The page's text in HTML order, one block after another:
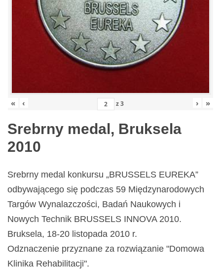
« ‹ z3 › »
Srebrny medal, Bruksela
2010
Srebrny medal konkursu „BRUSSELS EUREKA”
odbywającego się podczas 59 Międzynarodowych
Targów Wynalazczości, Badań Naukowych i
Nowych Technik BRUSSELS INNOVA 2010.
Bruksela, 18-20 listopada 2010 r.
Odznaczenie przyznane za rozwiązanie "Domowa
Klinika Rehabilitacji".